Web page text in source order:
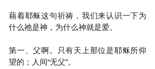
藉着耶稣这句祈祷，我们来认识一下为
什么祂是神，为什么神就是爱。
第一、父啊。只有天上那位是耶稣所仰
望的；人间“无父”。